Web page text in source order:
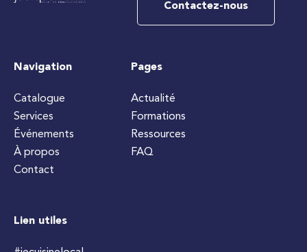
Contactez-nous
Navigation
Catalogue
Services
Événements
À propos
Contact
Pages
Actualité
Formations
Ressources
FAQ
Lien utiles